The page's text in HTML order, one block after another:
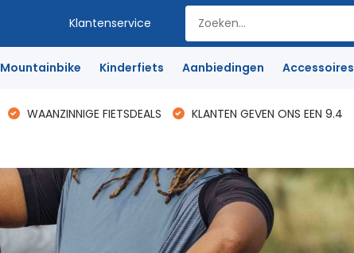
Klantenservice
Mountainbike Kinderfiets Aanbiedingen Accessoires
WAANZINNIGE FIETSDEALS KLANTEN GEVEN ONS EEN 9.4